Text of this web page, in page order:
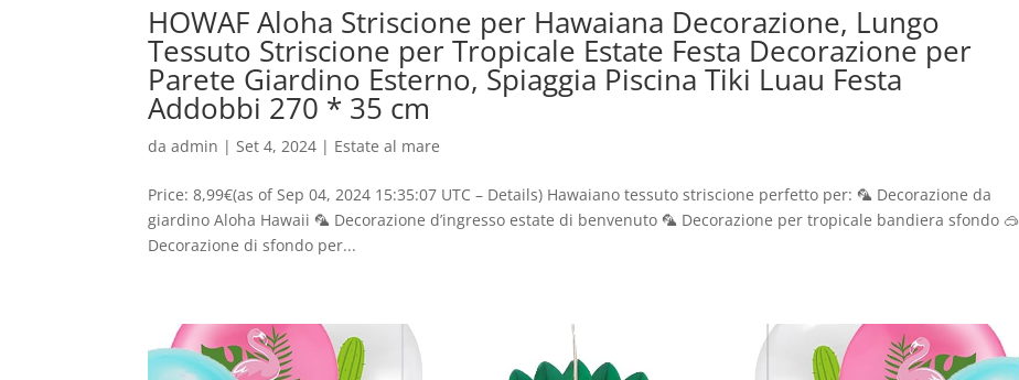
HOWAF Aloha Striscione per Hawaiana Decorazione, Lungo
Tessuto Striscione per Tropicale Estate Festa Decorazione per
Parete Giardino Esterno, Spiaggia Piscina Tiki Luau Festa
Addobbi 270 * 35 cm
daadmin |Set 4, 2024 | Estate al mare
Price: 8,99€(as of Sep 04, 2024 15:35:07 UTC – Details) Hawaiano tessuto striscione perfetto per: 🦜 Decorazione da
giardino Aloha Hawaii 🦜 Decorazione d’ingresso estate di benvenuto 🦜 Decorazione per tropicale bandiera sfondo 🥽
Decorazione di sfondo per...